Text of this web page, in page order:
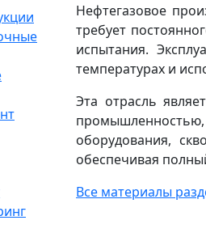
Нефтегазовое
требует
испытания.
температурах и
Эта отрасль
оборудования,
обеспечивая
Все материалы